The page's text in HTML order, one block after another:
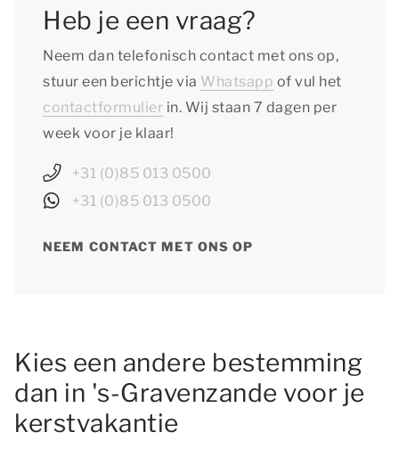
Heb je een vraag?
Neem dan telefonisch contact met ons op,
stuur een berichtje via Whatsapp of vul het
contactformulier in. Wij staan 7 dagen per
week voor je klaar!
+31 (0)85 013 0500
+31 (0)85 013 0500
NEEM CONTACT MET ONS OP
Kies een andere bestemming
dan in 's-Gravenzande voor je
kerstvakantie